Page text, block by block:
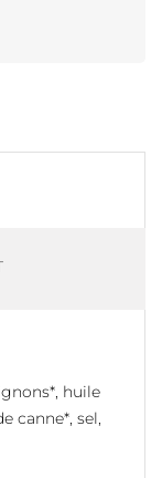
huile
canne*, sel,